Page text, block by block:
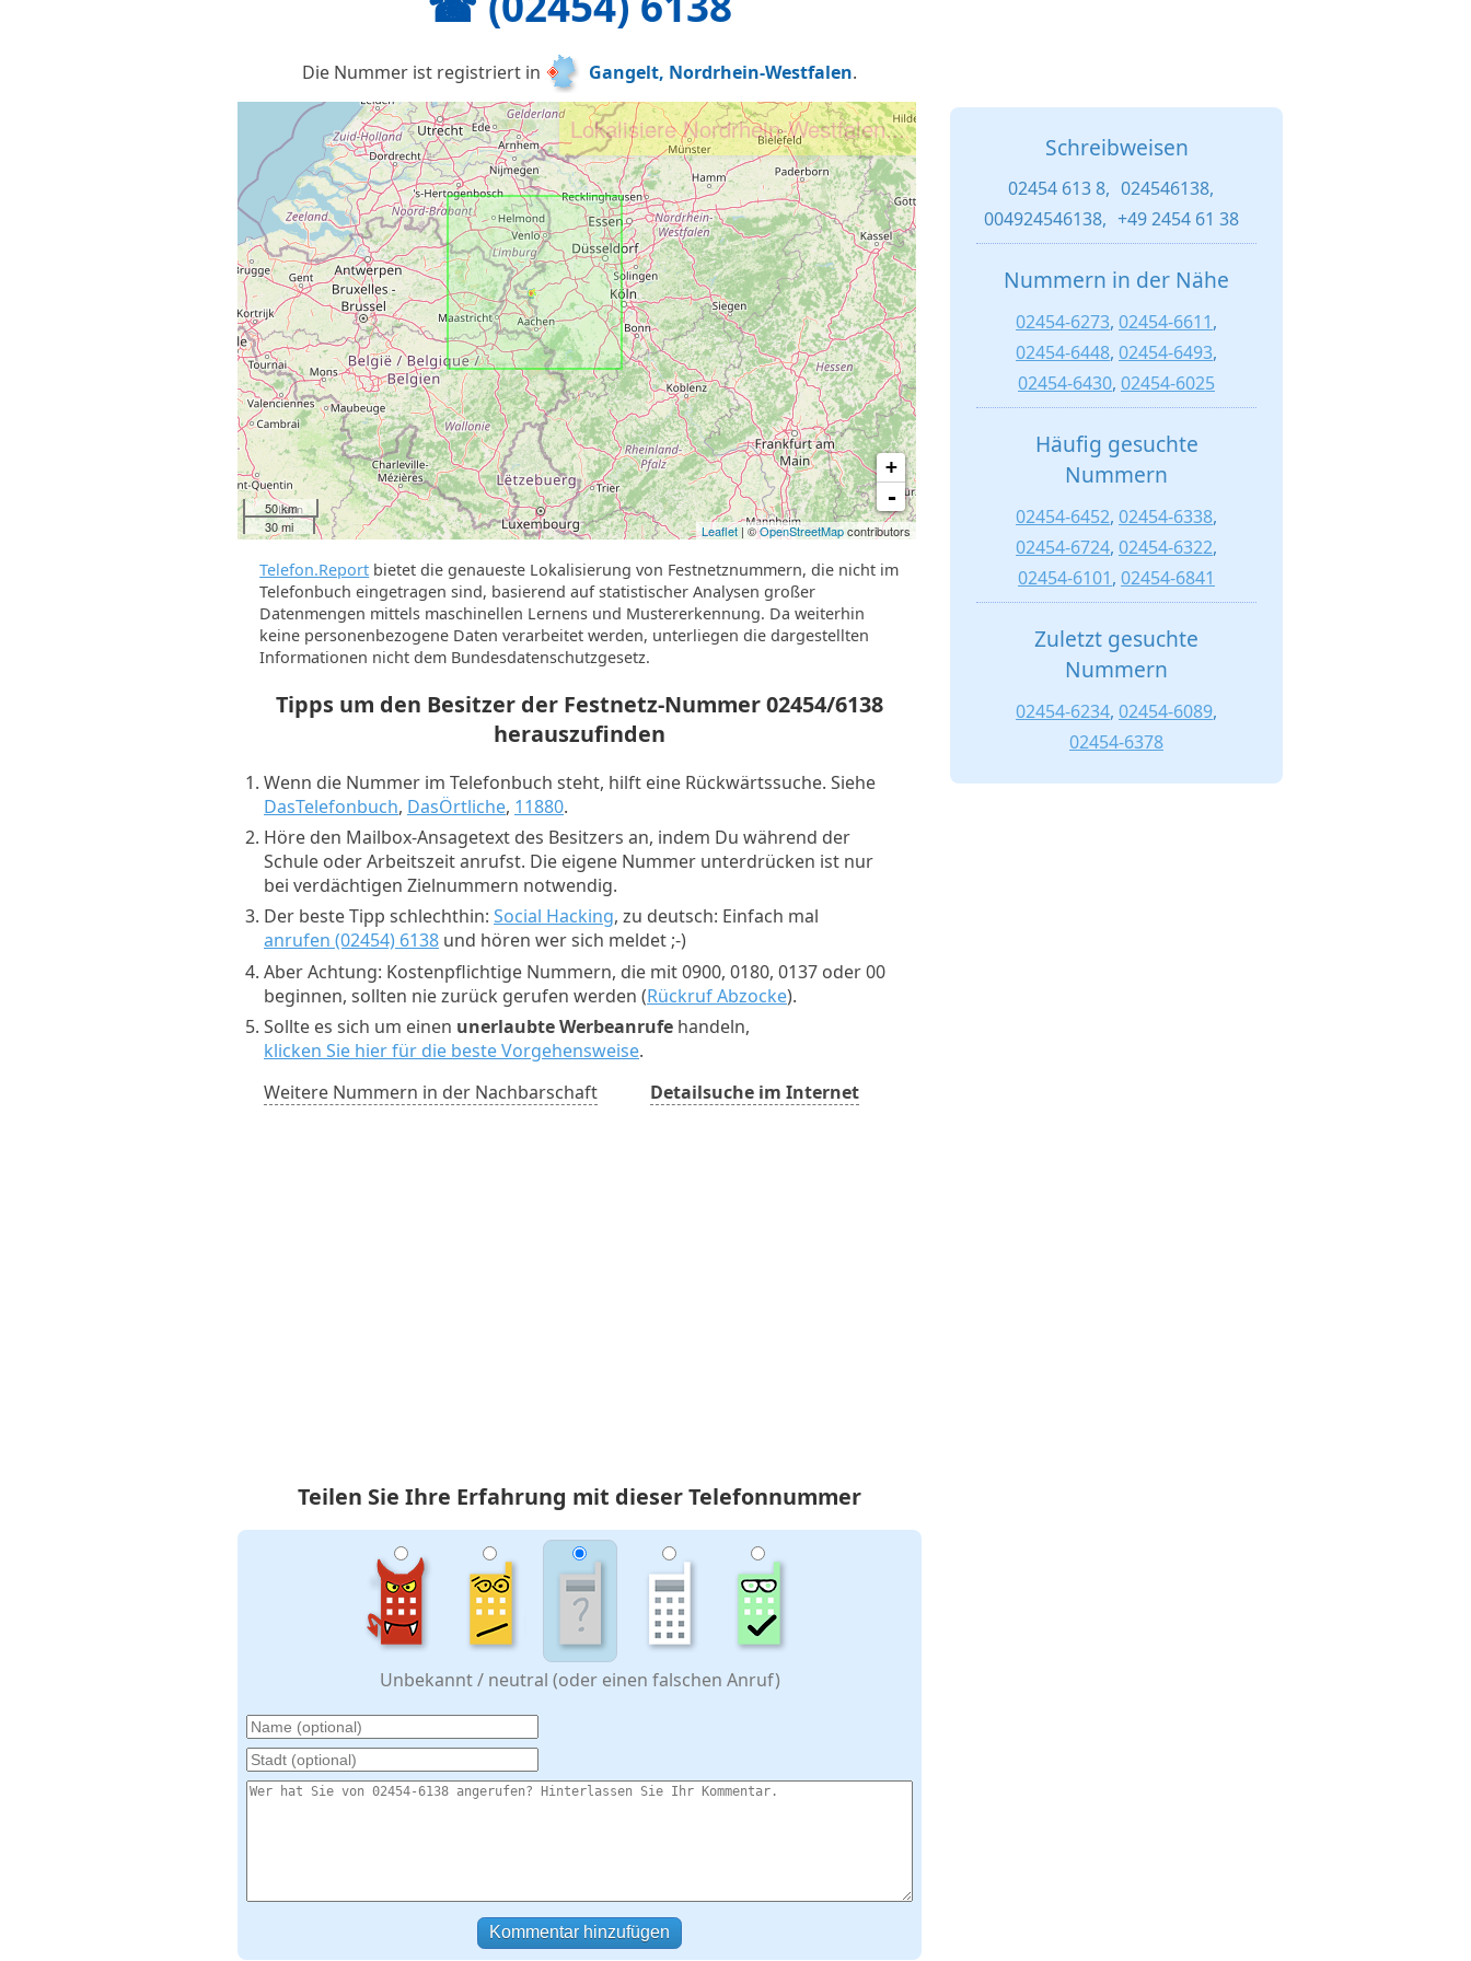
Die Nummer ist registriert in Gangelt, Nordrhein-Westfalen.
50 km
30 mi
+
-
Leaflet | ©OpenStreetMapcontributors
Lokalisiere Nordrhein-Westfalen...
Telefon.Report bietet die genaueste Lokalisierung von Festnetznummern, die nicht im
Telefonbuch eingetragen sind, basierend auf statistischer Analysen großer
Datenmengen mittels maschinellen Lernens und Mustererkennung. Da weiterhin
keine personenbezogene Daten verarbeitet werden, unterliegen die dargestellten
Informationen nicht dem Bundesdatenschutzgesetz.
Tipps um den Besitzer der Festnetz-Nummer02454/6138
herauszufinden
Wenn die Nummer im Telefonbuch steht, hilft eine Rückwärtssuche. Siehe
DasTelefonbuch, DasÖrtliche, 11880.
Höre den Mailbox-Ansagetext des Besitzers an, indem Du während der
Schule oder Arbeitszeit anrufst. Die eigene Nummer unterdrücken ist nur
bei verdächtigen Zielnummern notwendig.
Der beste Tipp schlechthin: Social Hacking, zu deutsch: Einfach mal
anrufen (02454) 6138 und hören wer sich meldet ;-)
Aber Achtung: Kostenpflichtige Nummern, die mit 0900, 0180, 0137 oder 00
beginnen, sollten nie zurück gerufen werden (Rückruf Abzocke).
Sollte es sich um einen unerlaubte Werbeanrufe handeln,
klicken Sie hier für die beste Vorgehensweise.
Weitere Nummern in der Nachbarschaft
Detailsuche im Internet
Teilen Sie Ihre Erfahrung mit dieser Telefonnummer
Unbekannt / neutral (oder einen falschen Anruf)
Kommentar hinzufügen
Schreibweisen
02454 613 8, 024546138,
004924546138, +49 2454 61 38
Nummern in der Nähe
02454-6273, 02454-6611,
02454-6448, 02454-6493,
02454-6430, 02454-6025
Häufig gesuchte
Nummern
02454-6452, 02454-6338,
02454-6724, 02454-6322,
02454-6101, 02454-6841
Zuletzt gesuchte
Nummern
02454-6234, 02454-6089,
02454-6378